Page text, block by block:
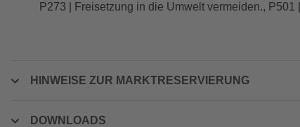
P273 | Freisetzung in die Umwelt vermeiden., P501
HINWEISE ZUR MARKTRESERVIERUNG
DOWNLOADS